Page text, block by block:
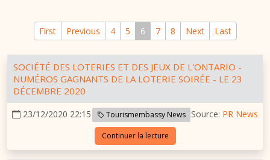
First Previous 4 5 6 7 8 Next Last
SOCIÉTÉ DES LOTERIES ET DES JEUX DE L'ONTARIO -
NUMÉROS GAGNANTS DE LA LOTERIE SOIRÉE - LE 23
DÉCEMBRE 2020
23/12/2020 22:15 Tourismembassy News Source: PR News
Continuer la lecture